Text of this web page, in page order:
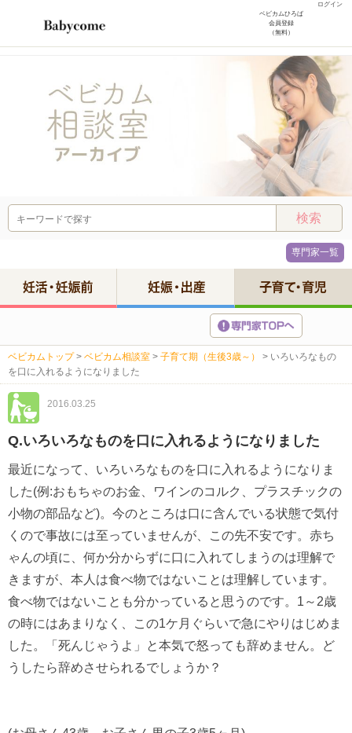
ログイン
ベビカムひろば
会員登録
（無料）
専門家一覧
ベビカムトップ > ベビカム相談室 > 子育て期（生後3歳～） > いろいろなもの
を口に入れるようになりました
2016.03.25
Q.いろいろなものを口に入れるようになりました
最近になって、いろいろなものを口に入れるようになりま
した(例:おもちゃのお金、ワインのコルク、プラスチックの
小物の部品など)。今のところは口に含んでいる状態で気付
くので事故には至っていませんが、この先不安です。赤ち
ゃんの頃に、何か分からずに口に入れてしまうのは理解で
きますが、本人は食べ物ではないことは理解しています。
食べ物ではないことも分かっていると思うのです。1～2歳
の時にはあまりなく、この1ケ月ぐらいで急にやりはじめま
した。「死んじゃうよ」と本気で怒っても辞めません。ど
うしたら辞めさせられるでしょうか？